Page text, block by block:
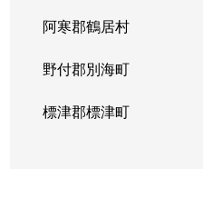
阿寒郡鶴居村
野付郡別海町
標津郡標津町